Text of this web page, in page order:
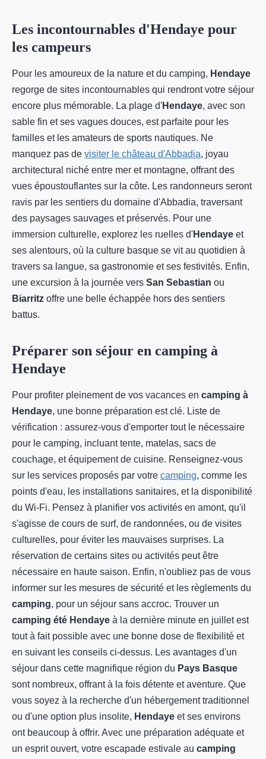
Les incontournables d'Hendaye pour
les campeurs
Pour les amoureux de la nature et du camping, Hendaye
regorge de sites incontournables qui rendront votre séjour
encore plus mémorable. La plage d'Hendaye, avec son
sable fin et ses vagues douces, est parfaite pour les
familles et les amateurs de sports nautiques. Ne
manquez pas de visiter le château d'Abbadia, joyau
architectural niché entre mer et montagne, offrant des
vues époustouflantes sur la côte. Les randonneurs seront
ravis par les sentiers du domaine d'Abbadia, traversant
des paysages sauvages et préservés. Pour une
immersion culturelle, explorez les ruelles d'Hendaye et
ses alentours, où la culture basque se vit au quotidien à
travers sa langue, sa gastronomie et ses festivités. Enfin,
une excursion à la journée vers San Sebastian ou
Biarritz offre une belle échappée hors des sentiers
battus.
Préparer son séjour en camping à
Hendaye
Pour profiter pleinement de vos vacances en camping à
Hendaye, une bonne préparation est clé. Liste de
vérification : assurez-vous d'emporter tout le nécessaire
pour le camping, incluant tente, matelas, sacs de
couchage, et équipement de cuisine. Renseignez-vous
sur les services proposés par votre camping, comme les
points d'eau, les installations sanitaires, et la disponibilité
du Wi-Fi. Pensez à planifier vos activités en amont, qu'il
s'agisse de cours de surf, de randonnées, ou de visites
culturelles, pour éviter les mauvaises surprises. La
réservation de certains sites ou activités peut être
nécessaire en haute saison. Enfin, n'oubliez pas de vous
informer sur les mesures de sécurité et les règlements du
camping, pour un séjour sans accroc. Trouver un
camping été Hendaye à la dernière minute en juillet est
tout à fait possible avec une bonne dose de flexibilité et
en suivant les conseils ci-dessus. Les avantages d'un
séjour dans cette magnifique région du Pays Basque
sont nombreux, offrant à la fois détente et aventure. Que
vous soyez à la recherche d'un hébergement traditionnel
ou d'une option plus insolite, Hendaye et ses environs
ont beaucoup à offrir. Avec une préparation adéquate et
un esprit ouvert, votre escapade estivale au camping